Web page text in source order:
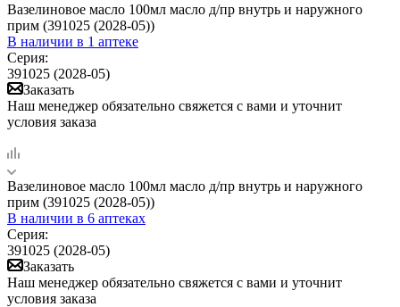
Вазелиновое масло 100мл масло д/пр внутрь и наружного
прим (391025 (2028-05))
В наличии в 1 аптеке
Серия:
391025 (2028-05)
Заказать
Наш менеджер обязательно свяжется с вами и уточнит
условия заказа
Вазелиновое масло 100мл масло д/пр внутрь и наружного
прим (391025 (2028-05))
В наличии в 6 аптеках
Серия:
391025 (2028-05)
Заказать
Наш менеджер обязательно свяжется с вами и уточнит
условия заказа